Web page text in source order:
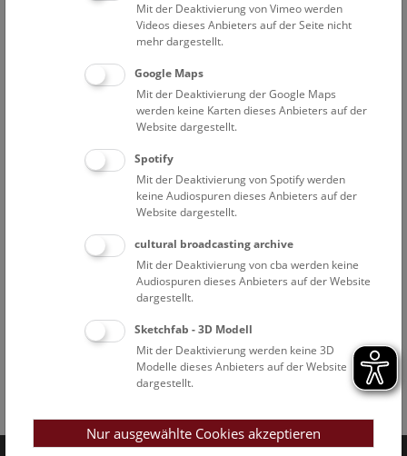
Mit der Deaktivierung von Vimeo werden
Videos dieses Anbieters auf der Seite nicht
mehr dargestellt.
Google Maps
Mit der Deaktivierung der Google Maps
werden keine Karten dieses Anbieters auf der
Website dargestellt.
Spotify
Mit der Deaktivierung von Spotify werden
keine Audiospuren dieses Anbieters auf der
Website dargestellt.
cultural broadcasting archive
Mit der Deaktivierung von cba werden keine
Audiospuren dieses Anbieters auf der Website
dargestellt.
Sketchfab - 3D Modell
Mit der Deaktivierung werden keine 3D
Modelle dieses Anbieters auf der Website
dargestellt.
Nur ausgewählte Cookies akzeptieren